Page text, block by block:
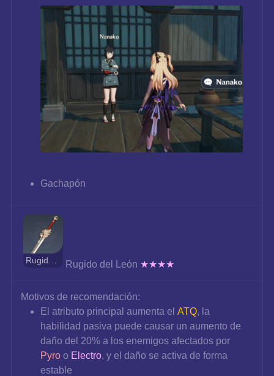
Gachapón
Rugido del León ★★★★
Motivos de recomendación:
El atributo principal aumenta el ATQ, la
habilidad pasiva puede causar un aumento de
daño del 20% a los enemigos afectados por
Pyro o Electro, y el daño se activa de forma
estable